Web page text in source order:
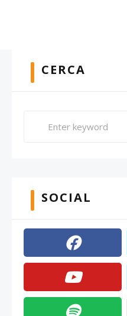
CERCA
SOCIAL